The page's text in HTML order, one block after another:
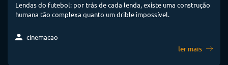
Lendas do futebol: por trás de cada lenda, existe uma construção
humana tão complexa quanto um drible impossível.
cinemacao
ler mais